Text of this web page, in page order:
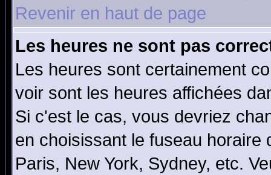
Revenir en haut de page
Les heures ne sont pas
Les heures sont certainement
voir sont les heures affichées
Si c'est le cas, vous devriez
en choisissant le fuseau
Paris, New York, Sydney, etc.